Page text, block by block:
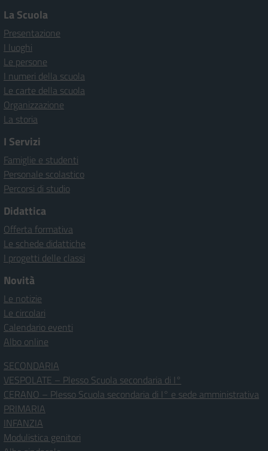
La Scuola
Presentazione
I luoghi
Le persone
I numeri della scuola
Le carte della scuola
Organizzazione
La storia
I Servizi
Famiglie e studenti
Personale scolastico
Percorsi di studio
Didattica
Offerta formativa
Le schede didattiche
I progetti delle classi
Novità
Le notizie
Le circolari
Calendario eventi
Albo online
SECONDARIA
VESPOLATE – Plesso Scuola secondaria di I°
CERANO – Plesso Scuola secondaria di I° e sede amministrativa
PRIMARIA
INFANZIA
Modulistica genitori